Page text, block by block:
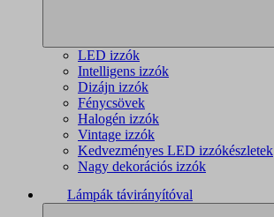
LED izzók
Intelligens izzók
Dizájn izzók
Fénycsövek
Halogén izzók
Vintage izzók
Kedvezményes LED izzókészletek
Nagy dekorációs izzók
Lámpák távirányítóval